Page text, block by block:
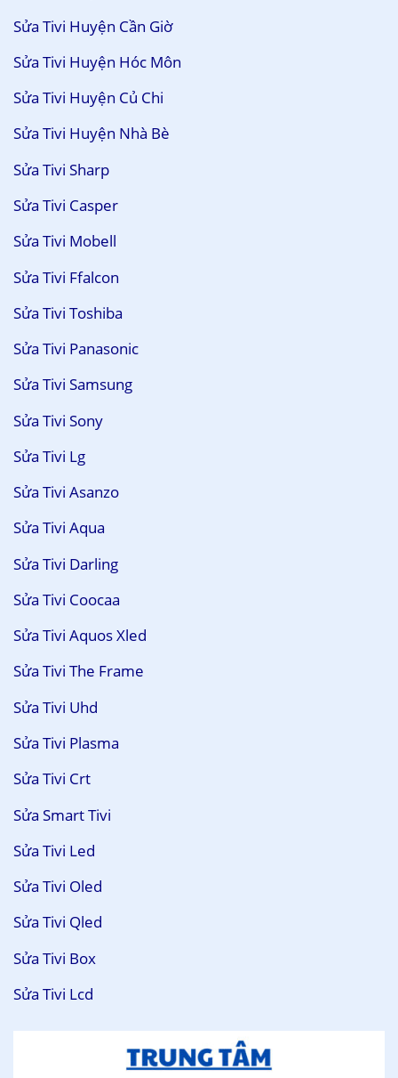
Sửa Tivi Huyện Cần Giờ
Sửa Tivi Huyện Hóc Môn
Sửa Tivi Huyện Củ Chi
Sửa Tivi Huyện Nhà Bè
Sửa Tivi Sharp
Sửa Tivi Casper
Sửa Tivi Mobell
Sửa Tivi Ffalcon
Sửa Tivi Toshiba
Sửa Tivi Panasonic
Sửa Tivi Samsung
Sửa Tivi Sony
Sửa Tivi Lg
Sửa Tivi Asanzo
Sửa Tivi Aqua
Sửa Tivi Darling
Sửa Tivi Coocaa
Sửa Tivi Aquos Xled
Sửa Tivi The Frame
Sửa Tivi Uhd
Sửa Tivi Plasma
Sửa Tivi Crt
Sửa Smart Tivi
Sửa Tivi Led
Sửa Tivi Oled
Sửa Tivi Qled
Sửa Tivi Box
Sửa Tivi Lcd